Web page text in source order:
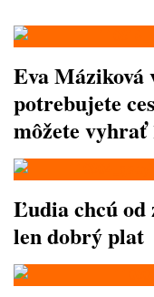
Eva Máziková
potrebujete
môžete vyhrať
Ľudia chcú od
len dobrý plat